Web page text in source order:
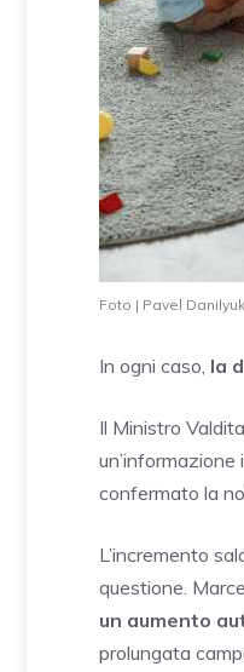
Foto | Pavel
In ogni caso, la
Il Ministro
confermato la
L’incremento
questione.
un aumento
prolungata